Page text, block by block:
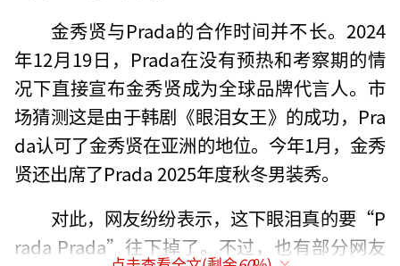
金秀贤与Prada的合作时间并不长。2024
年12月19日，Prada在没有预热和考察期的情
况下直接宣布金秀贤成为全球品牌代言人。市
场猜测这是由于韩剧《眼泪女王》的成功，Pra
da认可了金秀贤在亚洲的地位。今年1月，金秀
贤还出席了Prada 2025年度秋冬男装秀。
对此，网友纷纷表示，这下眼泪真的要“P
rada Prada”往下掉了。不过，也有部分网友